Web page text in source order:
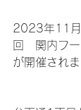
2023年11
回　関内フ
が開催されま